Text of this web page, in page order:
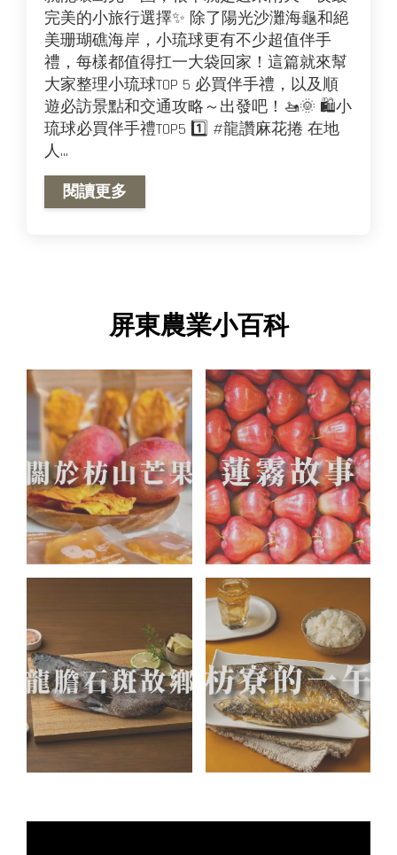
完美的小旅行選擇✨ 除了陽光沙灘海龜和絕
美珊瑚礁海岸，小琉球更有不少超值伴手
禮，每樣都值得扛一大袋回家！這篇就來幫
大家整理小琉球TOP 5 必買伴手禮，以及順
遊必訪景點和交通攻略～出發吧！🚤🌞 🛍小
琉球必買伴手禮TOP5 1️⃣ #龍讚麻花捲 在地
人...
閱讀更多
屏東農業小百科